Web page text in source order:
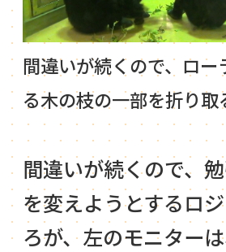
間違いが続くので、ロー
る木の枝の一部を折り取
間違いが続くので、
を変えようとするロ
ろが、左のモニター